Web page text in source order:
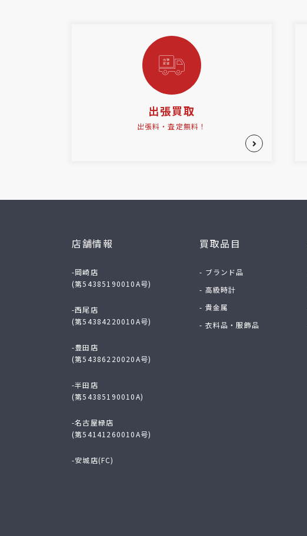
出張買取
出張料・査定無料！
店舗情報
-岡崎店
(第54385190010A号)
-西尾店
(第54384220010A号)
-豊田店
(第54386220020A号)
-半田店
(第54385190010A)
-名古屋緑店
(第54141260010A号)
-安城店(FC)
買取品目
- ブランド品
- 高級時計
- 貴金属
- 衣料品・服飾品